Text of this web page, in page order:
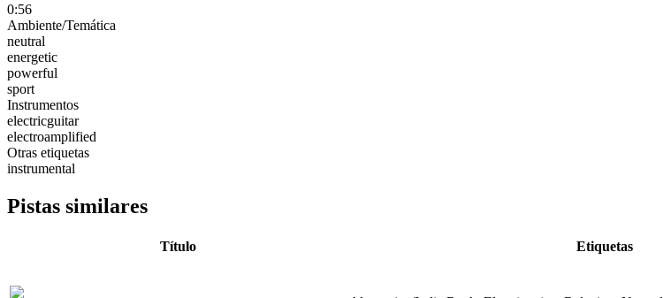
0:56
Ambiente/Temática
neutral
energetic
powerful
sport
Instrumentos
electricguitar
electroamplified
Otras etiquetas
instrumental
Pistas similares
Título Etiquetas